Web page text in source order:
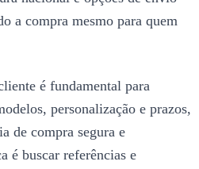
a compra mesmo para quem
é fundamental para
personalização e prazos,
de compra segura e
é buscar referências e